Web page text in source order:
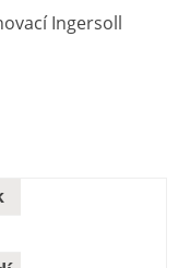
Ingersoll